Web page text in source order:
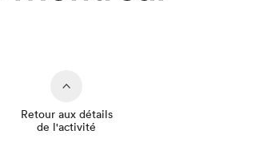
Retour aux détails
de l'activité